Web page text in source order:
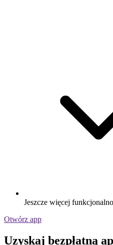
Jeszcze więcej
Otwórz app
Uzyskaj bezpłatną